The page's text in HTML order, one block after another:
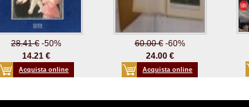
28.41 €-50%
14.21 €
Acquista online
60.00 €-60%
24.00 €
Acquista online